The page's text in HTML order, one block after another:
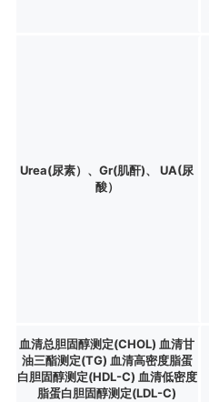
Urea(尿素）、Gr(肌酐)、 UA(尿
酸）
血清总胆固醇测定(CHOL) 血清甘
油三酯测定(TG) 血清高密度脂蛋
白胆固醇测定(HDL-C) 血清低密度
脂蛋白胆固醇测定(LDL-C)